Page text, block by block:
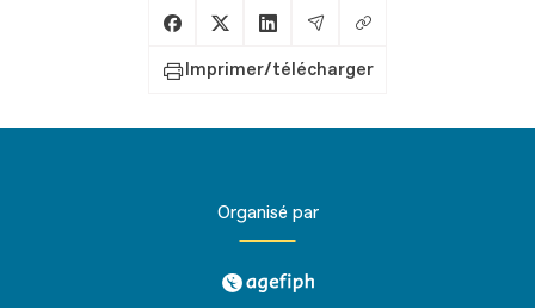
Partager sur Facebook
Partager sur X
Partager sur LinkedIn
Partager par Email
Copier le lien
Imprimer/télécharger
Organisé par
agefiph